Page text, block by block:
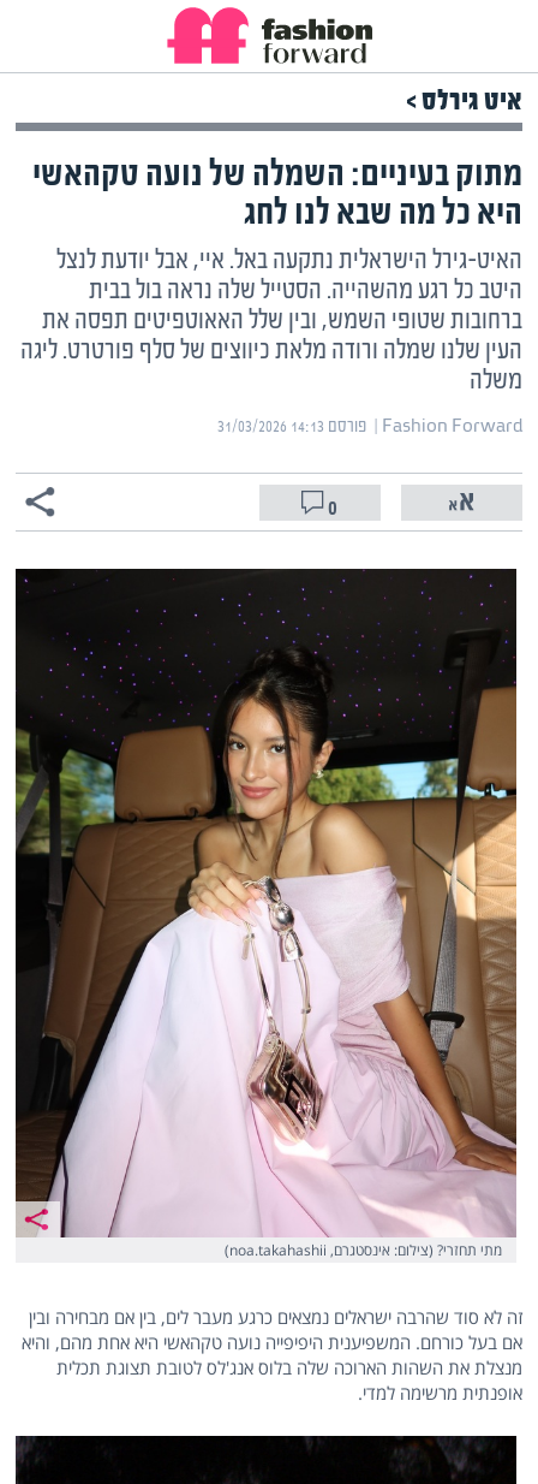
איט גירלס >
מתוק בעיניים: השמלה של נועה טקהאשי
היא כל מה שבא לנו לחג
האיט-גירל הישראלית נתקעה באל. איי, אבל יודעת לנצל
היטב כל רגע מהשהייה. הסטייל שלה נראה בול בבית
ברחובות שטופי השמש, ובין שלל האאוטפיטים תפסה את
העין שלנו שמלה ורודה מלאת כיווצים של סלף פורטרט. ליגה
משלה
Fashion Forward | ‏ פורסם ‎31/03/2026 14:13
0
מתי תחזרי? (צילום: אינסטגרם, noa.takahashii)
זה לא סוד שהרבה ישראלים נמצאים כרגע מעבר לים, בין אם מבחירה ובין
אם בעל כורחם. המשפיענית היפיפייה נועה טקהאשי היא אחת מהם, והיא
מנצלת את השהות הארוכה שלה בלוס אנג'לס לטובת תצוגת תכלית
אופנתית מרשימה למדי.